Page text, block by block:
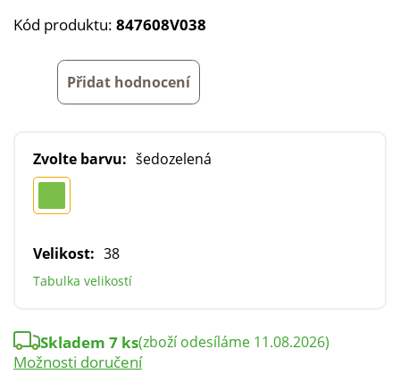
Kód produktu: 847608V038
Přidat hodnocení
Zvolte barvu: šedozelená
Velikost: 38
Tabulka velikostí
Skladem 7 ks(zboží odesíláme 11.08.2026)
Možnosti doručení